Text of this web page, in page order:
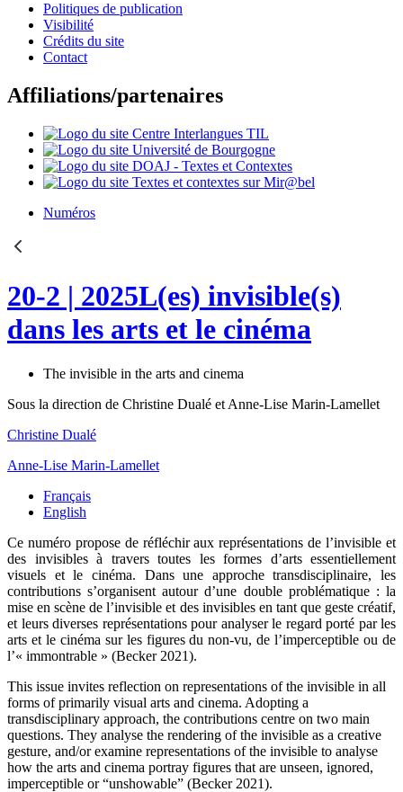
Politiques de publication
Visibilité
Crédits du site
Contact
Affiliations/partenaires
Numéros
20-2 | 2025L(es) invisible(s)
dans les arts et le cinéma
The invisible in the arts and cinema
Sous la direction de Christine Dualé et Anne-Lise Marin-Lamellet
Christine Dualé
Anne-Lise Marin-Lamellet
Français
English
Ce numéropropose de réfléchir aux représentations de l’invisible et
des invisibles à travers toutes les formes d’arts essentiellement
visuels et le cinéma. Dans une approche transdisciplinaire, les
contributions s’organisent autour d’une double problématique : la
mise en scène de l’invisible et des invisibles en tant que geste créatif,
et leurs diverses représentations pour analyser le regard porté par les
arts et le cinéma sur les figures du non-vu, de l’imperceptible ou de
l’« immontrable » (Becker 2021).
This issue invites reflection on representations of the invisible in all
forms of primarily visual arts and cinema. Adopting a
transdisciplinary approach, the contributions centre on two main
questions. They analyse the rendering of the invisible as a creative
gesture, and/or examine representations of the invisible to analyse
how the arts and cinema portray figures that are unseen, ignored,
imperceptible or “unshowable” (Becker 2021).